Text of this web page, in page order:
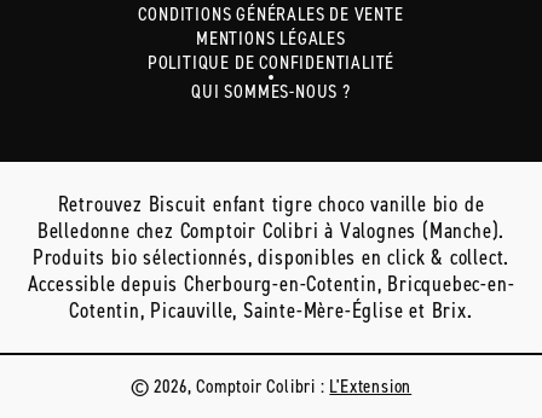
CONDITIONS GÉNÉRALES DE VENTE
MENTIONS LÉGALES
POLITIQUE DE CONFIDENTIALITÉ
QUI SOMMES-NOUS ?
Retrouvez Biscuit enfant tigre choco vanille bio de
Belledonne chez Comptoir Colibri à Valognes (Manche).
Produits bio sélectionnés, disponibles en click & collect.
Accessible depuis Cherbourg-en-Cotentin, Bricquebec-en-
Cotentin, Picauville, Sainte-Mère-Église et Brix.
© 2026, Comptoir Colibri : L'Extension